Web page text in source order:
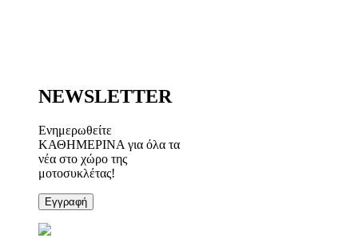
NEWSLETTER
Ενημερωθείτε
ΚΑΘΗΜΕΡΙΝΑ για όλα τα
νέα στο χώρο της
μοτοσυκλέτας!
Εγγραφή